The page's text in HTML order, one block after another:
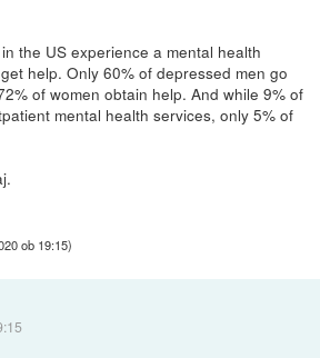
the US experience a mental health
help. Only 60% of depressed men go
of women obtain help. And while 9% of
mental health services, only 5% of
ob 19:15)